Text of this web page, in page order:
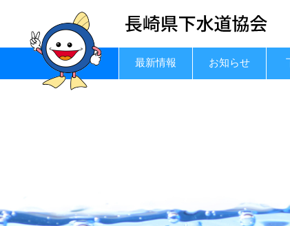
最新情報 お知らせ